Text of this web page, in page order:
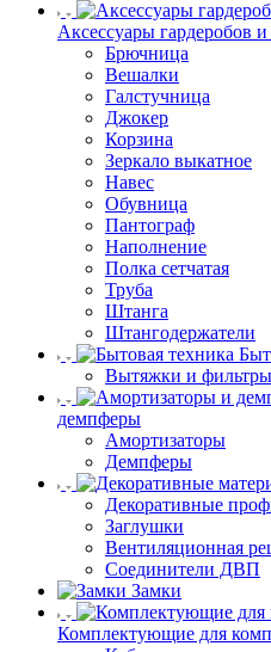
Аксессуары гардеробов
Брючница
Вешалки
Галстучница
Джокер
Корзина
Зеркало выкатное
Навес
Обувница
Пантограф
Наполнение
Полка сетчатая
Труба
Штанга
Штангодержатели
Вытяжки и фильтры
демпферы
Амортизаторы
Демпферы
Декоративные
Заглушки
Вентиляционная
Соединители ДВП
Замки
Комплектующие для